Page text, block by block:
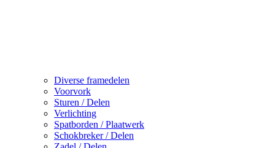
Diverse framedelen
Voorvork
Sturen / Delen
Verlichting
Spatborden / Plaatwerk
Schokbreker / Delen